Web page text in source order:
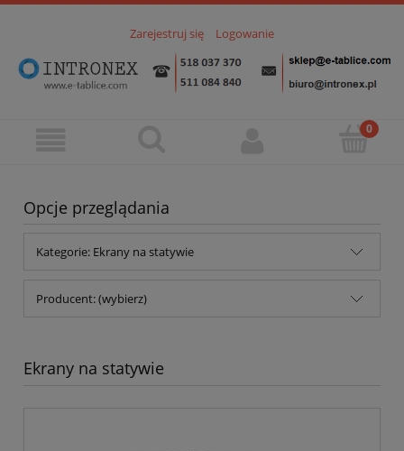
Zarejestruj się Logowanie
Opcje przeglądania
Kategorie: Ekrany na statywie
Producent: (wybierz)
Ekrany na statywie